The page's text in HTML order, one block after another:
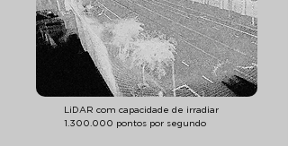
LiDAR com capacidade de irradiar
1.300.000 pontos por segundo